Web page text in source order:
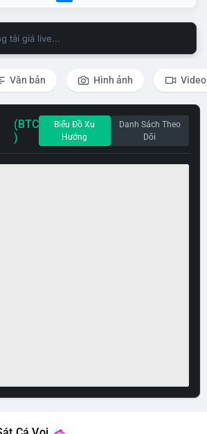
tải giá live...
Văn bản Hình ảnh Video
(BTC
)
Biểu Đồ Xu
Hướng
Danh Sách Theo
Dõi